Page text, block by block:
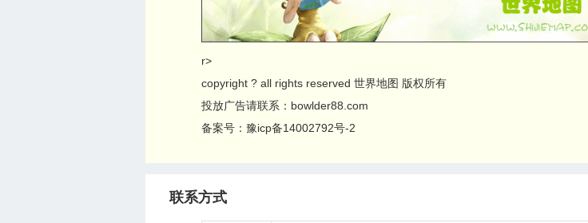
r>
copyright ? all rights reserved 世界地图 版权所有
投放广告请联系：bowlder88.com
备案号：豫icp备14002792号-2
联系方式